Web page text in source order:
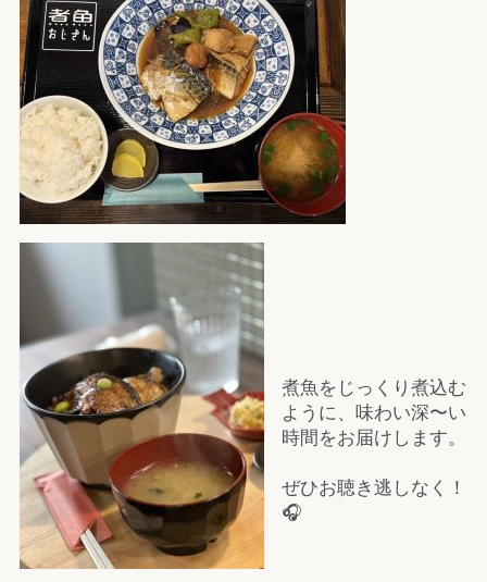
煮魚をじっくり煮込む
ように、味わい深〜い
時間をお届けします。
ぜひお聴き逃しなく！
🎧